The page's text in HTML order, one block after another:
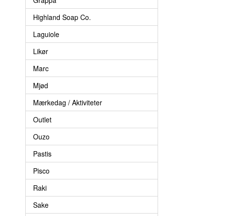
Highland Soap Co.
Laguiole
Likør
Marc
Mjød
Mærkedag / Aktiviteter
Outlet
Ouzo
Pastis
Pisco
Raki
Sake